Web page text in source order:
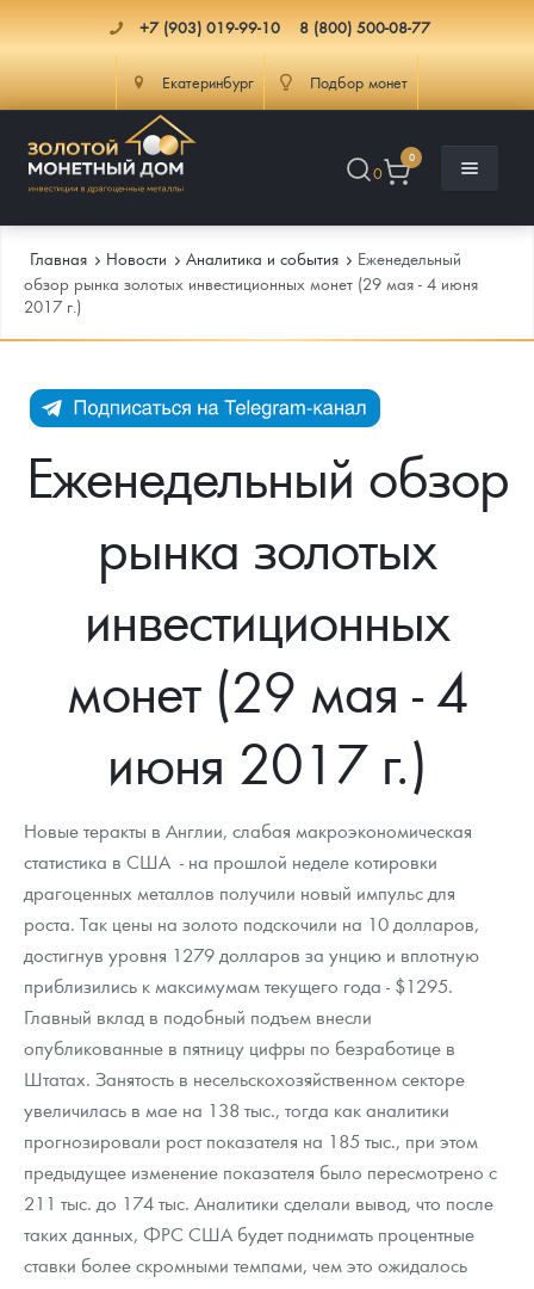
+7 (903) 019-99-10 8 (800) 500-08-77
Екатеринбург Подбор монет
0
0
Каталог
Каталог Монет
Монеты Россия и СССР
Иностранные
Памятные и старинные монеты
Памятные монеты России и СССР
Монеты и жетоны ЗМД
Золотые слитки
Аксессуары
Год Лошади
Флот: ледоколы и корабли
Жетоны "Необыкновенные обитатели глубин"
Ювелирные изделия
Русская нумизматика
Наборы подарочных и коллекционных монет
Монеты и жетоны из недрагоценных металлов
Инфо
Подлинность монет
Выкуп серебряных монет
Вопрос - ответ
Памятка для работы с монетами из драгметаллов
Монеты
Политика конфиденциальности
Политика использования Cookies
Положение по обработке и защите персональных данных
Услуги
Подбор монет
Георгий Победоносец - динамика цен
Лом выкуп
Скупка слитков
Наши преимущества
Пресс-служба
Главная Новости Аналитика и события
Еженедельный
обзор рынка золотых инвестиционных монет (29 мая - 4 июня
2017 г.)
Еженедельный обзор
рынка золотых
инвестиционных
монет (29 мая - 4
июня 2017 г.)
Новые теракты в Англии, слабая макроэкономическая
статистика в США - на прошлой неделе котировки
драгоценных металлов получили новый импульс для
роста. Так цены на золото подскочили на 10 долларов,
достигнув уровня 1279 долларов за унцию и вплотную
приблизились к максимумам текущего года - $1295.
Главный вклад в подобный подъем внесли
опубликованные в пятницу цифры по безработице в
Штатах. Занятость в несельскохозяйственном секторе
увеличилась в мае на 138 тыс., тогда как аналитики
прогнозировали рост показателя на 185 тыс., при этом
предыдущее изменение показателя было пересмотрено с
211 тыс. до 174 тыс. Аналитики сделали вывод, что после
таких данных, ФРС США будет поднимать процентные
ставки более скромными темпами, чем это ожидалось